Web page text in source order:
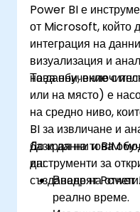
Power BI е
от Microsoft, който
интеграция на
визуализация и
на данни,
Това обучение с
или на място) е
на средно ниво,
BI за извличане и
бази данни и BIM
инструменти за
създаване на
До края на това
да:
Внедрят Power
реално време.